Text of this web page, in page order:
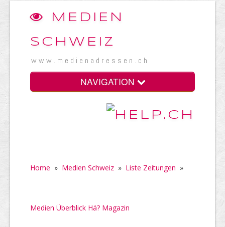
MEDIEN
SCHWEIZ
www.medienadressen.ch
NAVIGATION
Home » Medien Schweiz » Liste Zeitungen »
Medien Überblick Hä? Magazin